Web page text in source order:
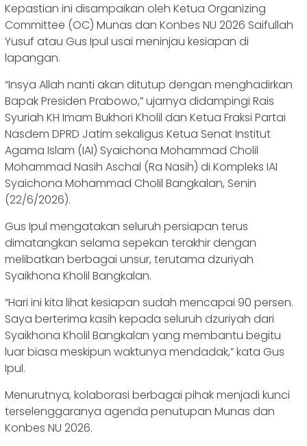
Kepastian ini disampaikan oleh Ketua Organizing
Committee (OC) Munas dan Konbes NU 2026 Saifullah
Yusuf atau Gus Ipul usai meninjau kesiapan di
lapangan.
“Insya Allah nanti akan ditutup dengan menghadirkan
Bapak Presiden Prabowo,” ujarnya didampingi Rais
Syuriah KH Imam Bukhori Kholil dan Ketua Fraksi Partai
Nasdem DPRD Jatim sekaligus Ketua Senat Institut
Agama Islam (IAI) Syaichona Mohammad Cholil
Mohammad Nasih Aschal (Ra Nasih) di Kompleks IAI
Syaichona Mohammad Cholil Bangkalan, Senin
(22/6/2026).
Gus Ipul mengatakan seluruh persiapan terus
dimatangkan selama sepekan terakhir dengan
melibatkan berbagai unsur, terutama dzuriyah
Syaikhona Kholil Bangkalan.
“Hari ini kita lihat kesiapan sudah mencapai 90 persen.
Saya berterima kasih kepada seluruh dzuriyah dari
Syaikhona Kholil Bangkalan yang membantu begitu
luar biasa meskipun waktunya mendadak,” kata Gus
Ipul.
Menurutnya, kolaborasi berbagai pihak menjadi kunci
terselenggaranya agenda penutupan Munas dan
Konbes NU 2026.